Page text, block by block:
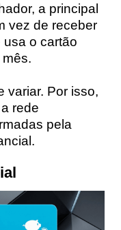
a principal
vez de receber
usa o cartão
variar. Por isso,
rede
pela